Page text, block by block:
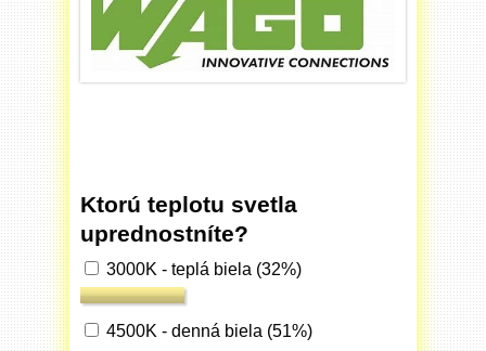
Ktorú teplotu svetla
uprednostníte?
3000K - teplá biela (32%)
4500K - denná biela (51%)